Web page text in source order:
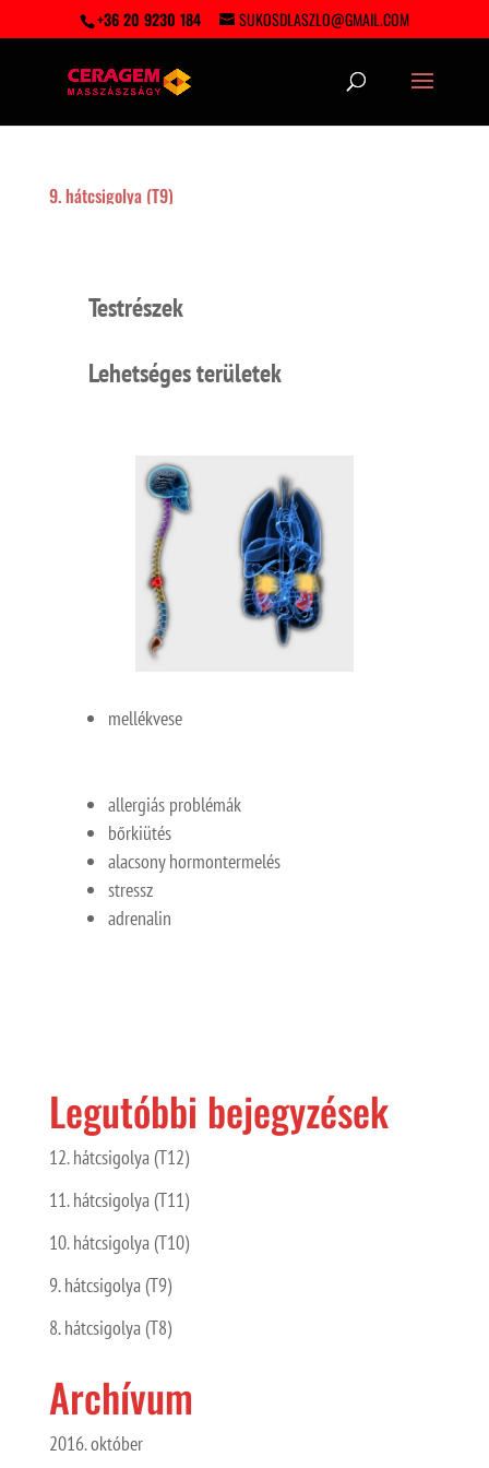
+36 20 9230 184 SUKOSDLASZLO@GMAIL.COM
9. hátcsigolya (T9)
Testrészek
Lehetséges területek
mellékvese
allergiás problémák
bőrkiütés
alacsony hormontermelés
stressz
adrenalin
Legutóbbi bejegyzések
12. hátcsigolya (T12)
11. hátcsigolya (T11)
10. hátcsigolya (T10)
9. hátcsigolya (T9)
8. hátcsigolya (T8)
Archívum
2016. október